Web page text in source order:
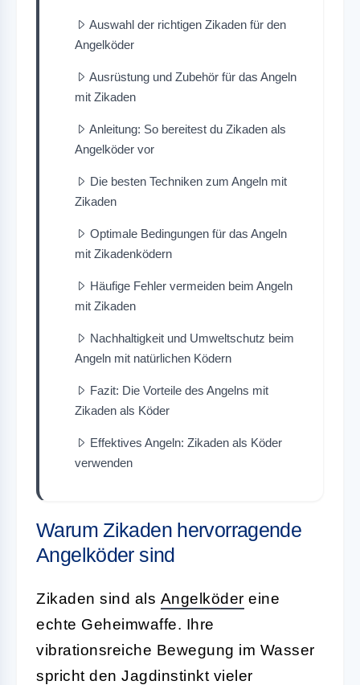
Auswahl der richtigen Zikaden für den
Angelköder
Ausrüstung und Zubehör für das Angeln
mit Zikaden
Anleitung: So bereitest du Zikaden als
Angelköder vor
Die besten Techniken zum Angeln mit
Zikaden
Optimale Bedingungen für das Angeln
mit Zikadenködern
Häufige Fehler vermeiden beim Angeln
mit Zikaden
Nachhaltigkeit und Umweltschutz beim
Angeln mit natürlichen Ködern
Fazit: Die Vorteile des Angelns mit
Zikaden als Köder
Effektives Angeln: Zikaden als Köder
verwenden
Warum Zikaden hervorragende
Angelköder sind
Zikaden sind als Angelköder eine
echte Geheimwaffe. Ihre
vibrationsreiche Bewegung im Wasser
spricht den Jagdinstinkt vieler